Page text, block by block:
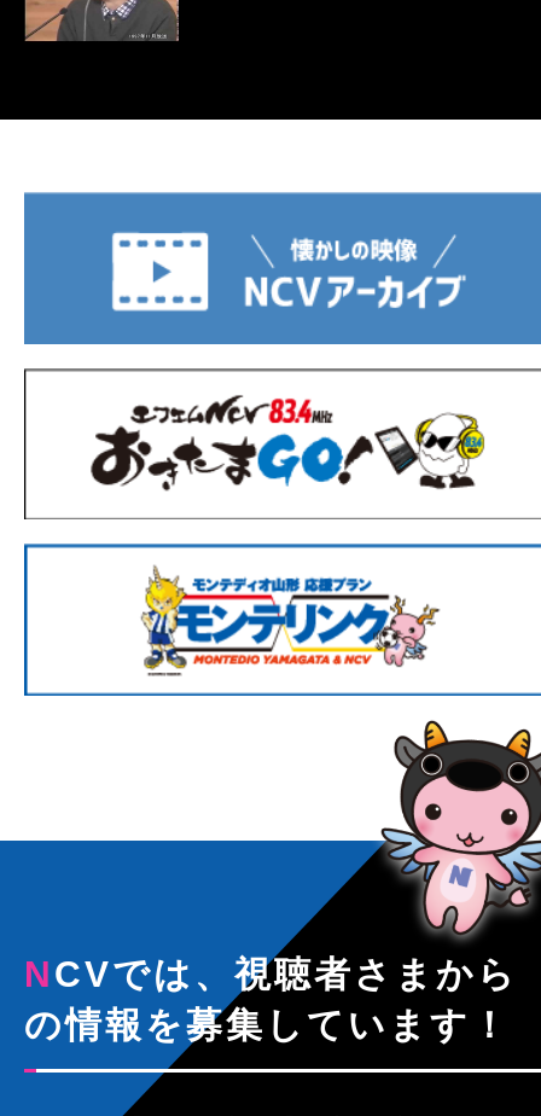
NCVでは、視聴者さまから
の情報を募集しています！